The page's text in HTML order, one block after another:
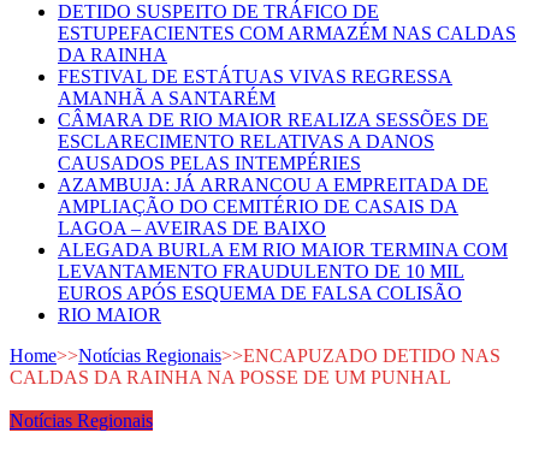
DETIDO SUSPEITO DE TRÁFICO DE
ESTUPEFACIENTES COM ARMAZÉM NAS CALDAS
DA RAINHA
FESTIVAL DE ESTÁTUAS VIVAS REGRESSA
AMANHÃ A SANTARÉM
CÂMARA DE RIO MAIOR REALIZA SESSÕES DE
ESCLARECIMENTO RELATIVAS A DANOS
CAUSADOS PELAS INTEMPÉRIES
AZAMBUJA: JÁ ARRANCOU A EMPREITADA DE
AMPLIAÇÃO DO CEMITÉRIO DE CASAIS DA
LAGOA – AVEIRAS DE BAIXO
ALEGADA BURLA EM RIO MAIOR TERMINA COM
LEVANTAMENTO FRAUDULENTO DE 10 MIL
EUROS APÓS ESQUEMA DE FALSA COLISÃO
RIO MAIOR
Home>>Notícias Regionais>>ENCAPUZADO DETIDO NAS
CALDAS DA RAINHA NA POSSE DE UM PUNHAL
Notícias Regionais